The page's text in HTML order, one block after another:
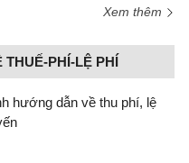
Xem thêm
PHÍ-LỆ PHÍ
hướng dẫn về thu phí, lệ